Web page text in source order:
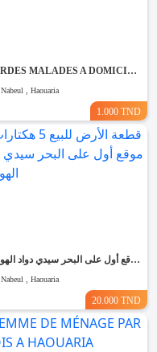
GARDES MALADES A DOMICILE A EL HAOUARIA
Nabeul , Haouaria
1.000 TND
قطعة الأرض للبيع 5 هكتارات موقع أول على البحر سيدي دواد الهوارية
Nabeul , Haouaria
20.000 TND